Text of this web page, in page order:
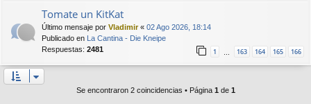
Tomate un KitKat
Último mensaje por Vladimir« 02 Ago 2026, 18:14
Publicado en La Cantina - Die Kneipe
Respuestas: 2481 1 163 164 165 166
Se encontraron 2 coincidencias • Página 1 de 1